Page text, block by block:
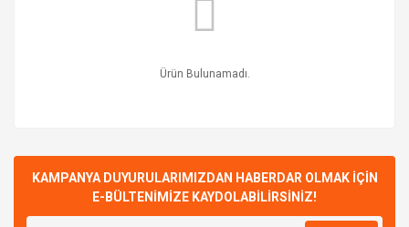
Ürün Bulunamadı.
KAMPANYA DUYURULARIMIZDAN HABERDAR OLMAK İÇİN
E-BÜLTENİMİZE KAYDOLABİLİRSİNİZ!